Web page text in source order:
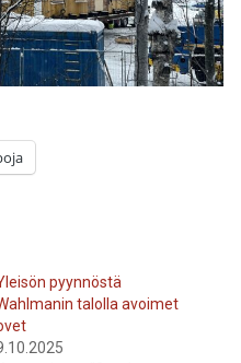
pyynnöstä
talolla avoimet